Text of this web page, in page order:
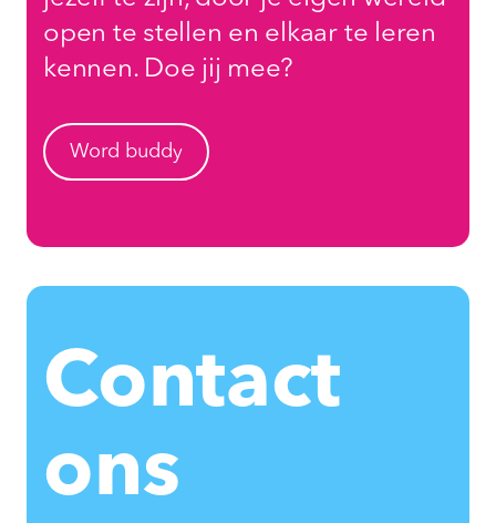
open te stellen en elkaar te leren
kennen. Doe jij mee?
Word buddy
Contact
ons